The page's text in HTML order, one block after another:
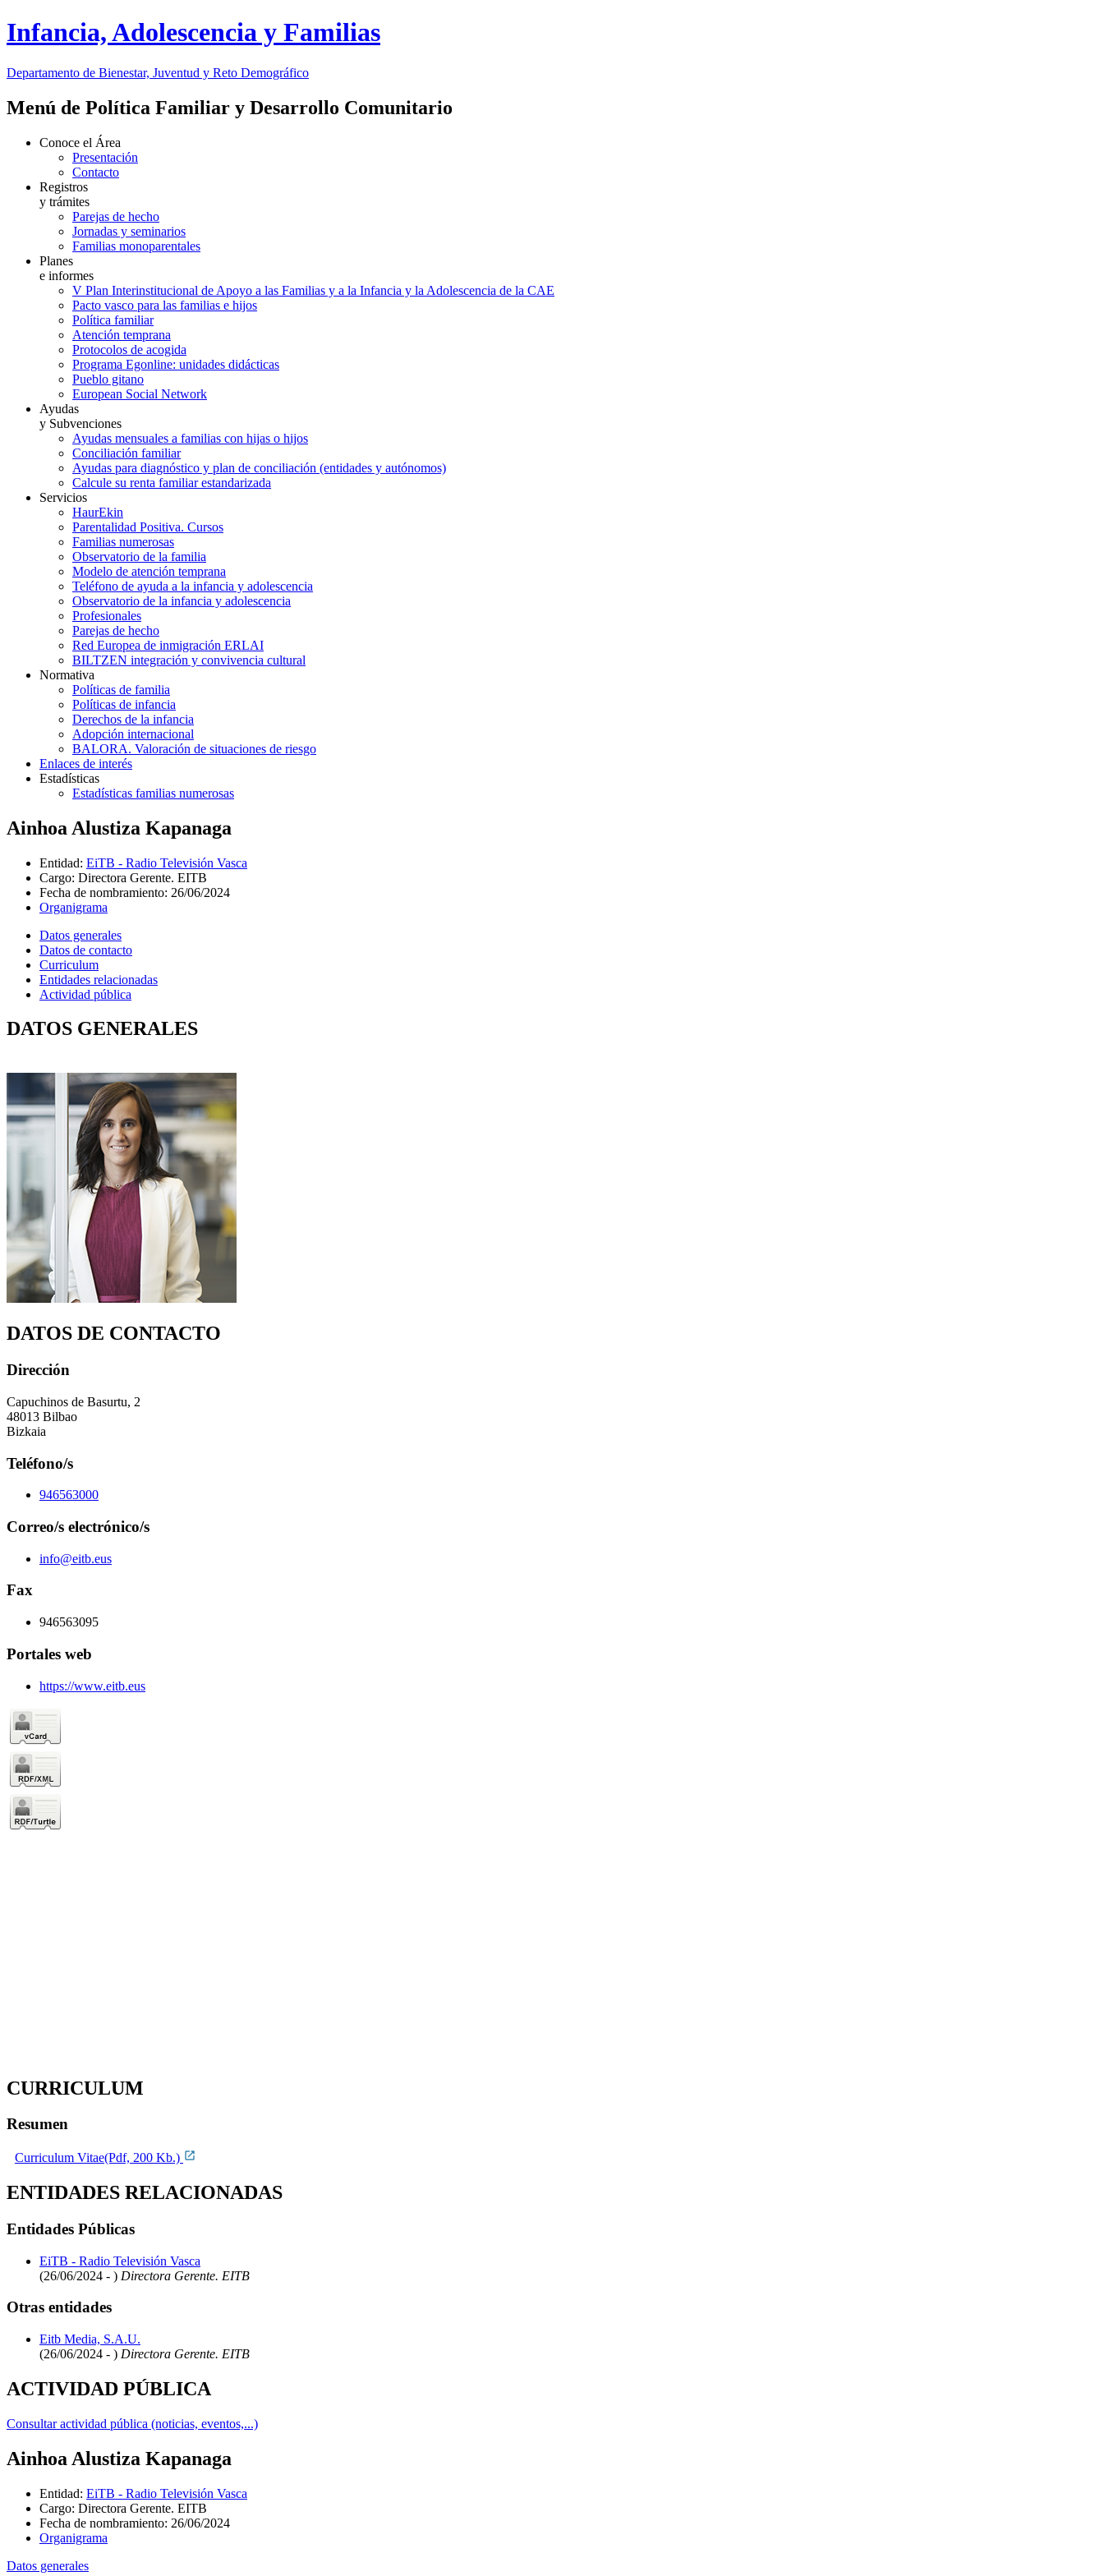
Infancia, Adolescencia y Familias
Departamento de Bienestar, Juventud y Reto Demográfico
Menú de Política Familiar y Desarrollo Comunitario
Conoce el Área
Presentación
Contacto
Registros
y trámites
Parejas de hecho
Jornadas y seminarios
Familias monoparentales
Planes
e informes
V Plan Interinstitucional de Apoyo a las Familias y a la Infancia y la Adolescencia de la CAE
Pacto vasco para las familias e hijos
Política familiar
Atención temprana
Protocolos de acogida
Programa Egonline: unidades didácticas
Pueblo gitano
European Social Network
Ayudas
y Subvenciones
Ayudas mensuales a familias con hijas o hijos
Conciliación familiar
Ayudas para diagnóstico y plan de conciliación (entidades y autónomos)
Calcule su renta familiar estandarizada
Servicios
HaurEkin
Parentalidad Positiva. Cursos
Familias numerosas
Observatorio de la familia
Modelo de atención temprana
Teléfono de ayuda a la infancia y adolescencia
Observatorio de la infancia y adolescencia
Profesionales
Parejas de hecho
Red Europea de inmigración ERLAI
BILTZEN integración y convivencia cultural
Normativa
Políticas de familia
Políticas de infancia
Derechos de la infancia
Adopción internacional
BALORA. Valoración de situaciones de riesgo
Enlaces de interés
Estadísticas
Estadísticas familias numerosas
Ainhoa Alustiza Kapanaga
Entidad: EiTB - Radio Televisión Vasca
Cargo: Directora Gerente. EITB
Fecha de nombramiento: 26/06/2024
Organigrama
Datos generales
Datos de contacto
Curriculum
Entidades relacionadas
Actividad pública
DATOS GENERALES
DATOS DE CONTACTO
Dirección
Capuchinos de Basurtu, 2
48013 Bilbao
Bizkaia
Teléfono/s
946563000
Correo/s electrónico/s
info@eitb.eus
Fax
946563095
Portales web
https://www.eitb.eus
CURRICULUM
Resumen
Curriculum Vitae(Pdf, 200 Kb.)
ENTIDADES RELACIONADAS
Entidades Públicas
EiTB - Radio Televisión Vasca
(26/06/2024 - ) Directora Gerente. EITB
Otras entidades
Eitb Media, S.A.U.
(26/06/2024 - ) Directora Gerente. EITB
ACTIVIDAD PÚBLICA
Consultar actividad pública (noticias, eventos,...)
Ainhoa Alustiza Kapanaga
Entidad: EiTB - Radio Televisión Vasca
Cargo: Directora Gerente. EITB
Fecha de nombramiento: 26/06/2024
Organigrama
Datos generales